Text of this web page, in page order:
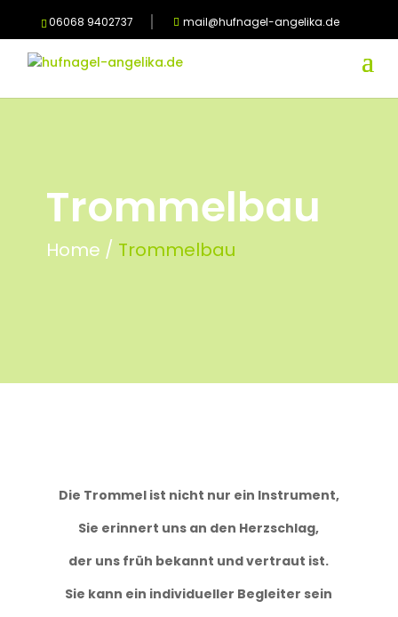
06068 9402737 mail@hufnagel-angelika.de
Trommelbau
Home / Trommelbau
Die Trommel ist nicht nur ein Instrument,
Sie erinnert uns an den Herzschlag,
der uns früh bekannt und vertraut ist.
Sie kann ein individueller Begleiter sein